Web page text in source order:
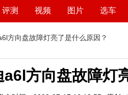
评测 视频 图片 选车
方向盘故障灯亮了是什么原因？
a6l方向盘故障灯